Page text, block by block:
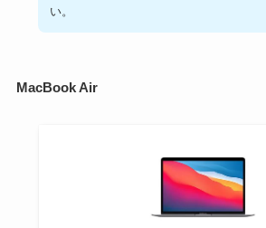
い。
MacBook Air